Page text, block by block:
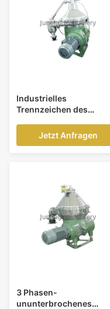
Industrielles
Trennzeichen des
zentrifugales
Festflüssigkeits-
Jetzt Anfragen
3 Phasen-
ununterbrochenes